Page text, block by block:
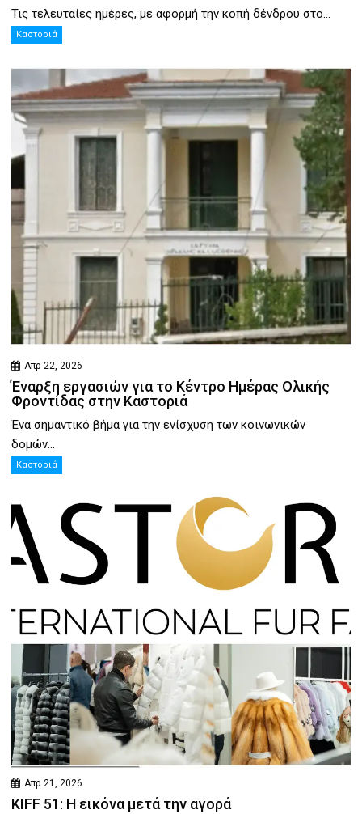
Τις τελευταίες ημέρες, με αφορμή την κοπή δένδρου στο...
Καστοριά
Απρ 22, 2026
Έναρξη εργασιών για το Κέντρο Ημέρας Ολικής
Φροντίδας στην Καστοριά
Ένα σημαντικό βήμα για την ενίσχυση των κοινωνικών
δομών...
Καστοριά
Απρ 21, 2026
KIFF 51: Η εικόνα μετά την αγορά